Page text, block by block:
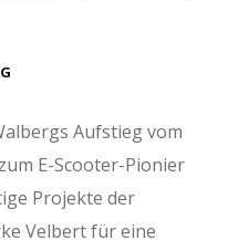
Aufstieg vom
E-Scooter-Pionier
Projekte der
Velbert für eine